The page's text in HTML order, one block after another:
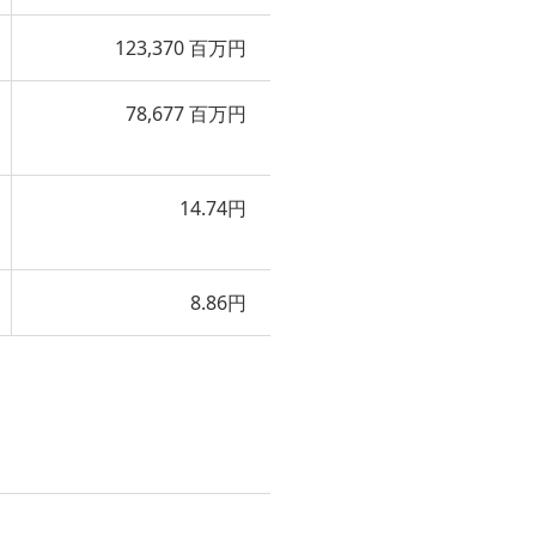
123,370 百万円
78,677 百万円
14.74円
8.86円